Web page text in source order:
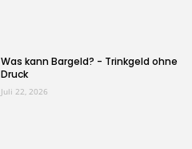
Was kann Bargeld? - Trinkgeld ohne
Druck
Juli 22, 2026